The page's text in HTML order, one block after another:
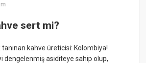
sert mi?
tanınan kahve üreticisi: Kolombiya!
dengelenmiş asiditeye sahip olup,